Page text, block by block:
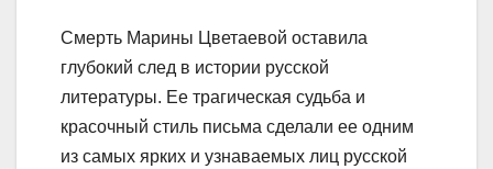
Смерть Марины Цветаевой оставила
глубокий след в истории русской
литературы. Ее трагическая судьба и
красочный стиль письма сделали ее одним
из самых ярких и узнаваемых лиц русской